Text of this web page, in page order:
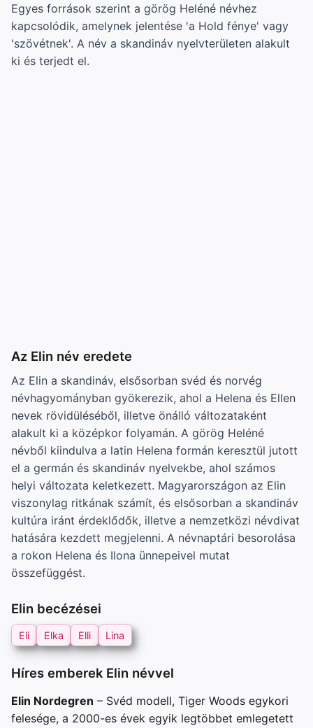
Egyes források szerint a görög Heléné névhez
kapcsolódik, amelynek jelentése 'a Hold fénye' vagy
'szövétnek'. A név a skandináv nyelvterületen alakult
ki és terjedt el.
Az Elin név eredete
Az Elin a skandináv, elsősorban svéd és norvég
névhagyományban gyökerezik, ahol a Helena és Ellen
nevek rövidüléséből, illetve önálló változataként
alakult ki a középkor folyamán. A görög Heléné
névből kiindulva a latin Helena formán keresztül jutott
el a germán és skandináv nyelvekbe, ahol számos
helyi változata keletkezett. Magyarországon az Elin
viszonylag ritkának számít, és elsősorban a skandináv
kultúra iránt érdeklődők, illetve a nemzetközi névdivat
hatására kezdett megjelenni. A névnaptári besorolása
a rokon Helena és Ilona ünnepeivel mutat
összefüggést.
Elin becézései
Eli Elka Elli Lina
Híres emberek Elin névvel
Elin Nordegren – Svéd modell, Tiger Woods egykori
felesége, a 2000-es évek egyik legtöbbet emlegetett